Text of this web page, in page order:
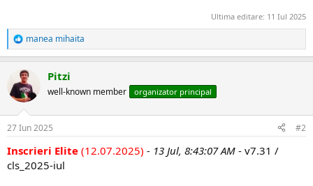
Ultima editare: 11 Iul 2025
R
e
ț
i
manea mihaita
Pitzi
well-known member organizator principal
27 Iun 2025 #2
Inscrieri Elite (12.07.2025) - 13 Jul, 8:43:07 AM - v7.31 /
cls_2025-iul